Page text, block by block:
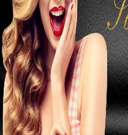
云
南
昆
明
专
业